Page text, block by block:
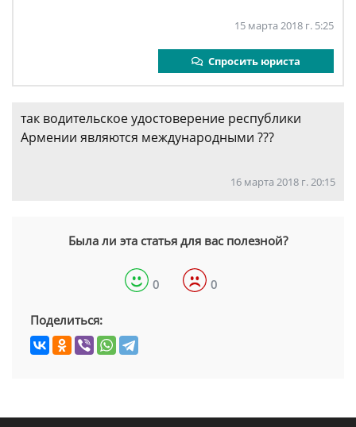
15 марта 2018 г. 5:25
Спросить юриста
так водительское удостоверение республики
Армении являются международными ???
16 марта 2018 г. 20:15
Была ли эта статья для вас полезной?
0 0
Поделиться: